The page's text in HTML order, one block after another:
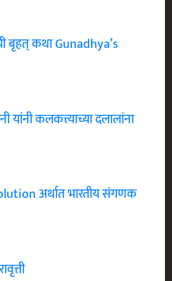
बृहत् कथा Gunadhya’s
कलकत्त्याच्या दलालांना
अर्थात भारतीय संगणक